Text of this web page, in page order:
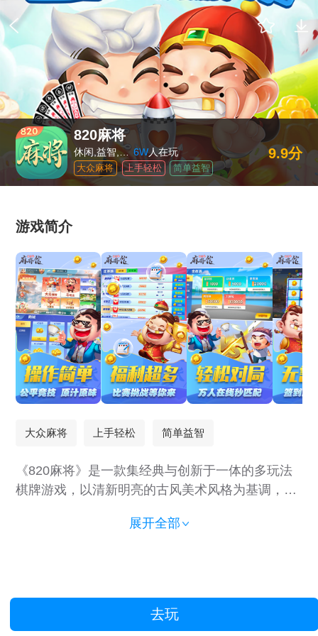
820麻将
休闲,益智,棋牌 6W人在玩
大众麻将 上手轻松 简单益智
9.9分
游戏简介
大众麻将 上手轻松 简单益智
《820麻将》是一款集经典与创新于一体的多玩法
棋牌游戏，以清新明亮的古风美术风格为基调，打
麻将、斗地主、跑得快、掼蛋等主流玩法，还特别
场是玩家展现牌技的绝佳舞台！在这里，你可以自
展开全部
去玩